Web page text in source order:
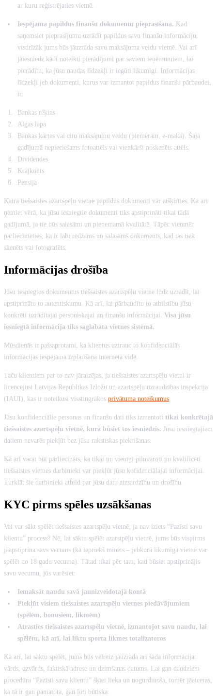
ar kuru reģistrējaties vietnē.
Iespējama papildus finanšu dokumentu pieprasīšana. Kad
saņemsiet pieprasījumu uzrādīt papildus savu finanšu informāciju,
visdrīzāk jums būs jāuzrāda savu maksājuma veidu vietnē. Vai arī
jāiesniedz kādi noteikti pierādījumi par saviem ieņēmumiem, lai
pierādītu, ka jūsu naudas līdzekļi ir iegūti likumīgi. Informācijas
līdzekļi jeb dokumenti, kurus var izmantot papildus finanšu pārbaudei,
ir:
Bankas rēķins
Algas lapa
Bankas kartes vai citu maksājumu veidu (piemēram, e-maka). Šajā
gadījumā nepieciešams fotoattēls vai vienkārši noskenēts attēls.
Dividendes
Krājkonts
Pensija
Katrā tiešsaistes azartspēļu vietnē papildus dokumenti var atšķirties. Kā arī
ņemiet vērā, ka jūsu iesniegtie dokumenti tiks apstiprināti tikai tādā
gadījumā, ja tie būs salasāmi un pieņemamā kvalitātē. Tāpēc vienmēr
pārliecinieties, ka ir labi redzams un salasāms dokuments, kad tas tiek
skenēts vai fotografēts.
Informācijas drošība
Jūsu iesniegtos dokumentus tiešsaistes azartspēļu vietne lūdz uzrādīt, lai
apstiprinātu to autentiskumu. Kā arī, lai pārbaudītu to atbilstību jūsu
konkrēti uzrādītajai personiskajai un finanšu informācijai. Visa jūsu
iesniegtā informācija tiks saglabāta vietnes sistēmā.
Mūsdienās ir pašsaprotami, ka klientus uztrauc to konfidenciālās
informācijas iespējamā izplatīšana interneta vidē.
Taču klientiem par to nav jāraizējas, ja tiešsaistes azartspēļu vietni ir
licencējusi Latvijas Republikas Izložu un azartspēļu uzraudzības inspekcija
(IAUI), kas ir noteikusi visstingrākos privātuma noteikumus
Jūsu konfidenciālie personas un finanšu dati tiks izmantoti tikai konkrētajā
tiešsaistes azartspēļu vietnē, kurā būsiet tos iesniedzis. Jūsu iesniegtajiem
datiem nevarēs piekļūt bez jūsu rakstiskas piekrišanas.
Kā arī varat būt pārliecināts, ka tikai un vienīgi pilnvaroti un kvalificēti
tiešsaistes vietnes darbinieki var piekļūt jūsu kofidenciālajai informācijai.
Turklāt šie darbinieki atbild par jūsu datu aizsardzību un drošību.
KYC pirms spēles uzsākšanas
Vai var sākt spēlēt tiešsaistes azartspēļu vietnē, ja nav iziets “Pazīsti savu
klientu” process? Nē, lai sāktu spēlēt azarstpēļu vietnē, jums būs vispirms
jāapstiprina savs vecums (kā iepriekš minēts – jebkurā likumīgā vietnē var
spēlēt no 18 gadu vecuma). Tātad tikai pēc tam, kad būsiet apstiprinājis
savu vecumu, jūs varēsiet:
Iemaksāt naudu savā jaunizveidotajā kontā
Piekļūt visiem tiešsaistes azartspēļu vietnes piedāvājumiem
(spēlēm, bonusiem, likmēm)
Atrasties tiešsaistes azartspēļu vietnē, izmantojot savu naudu, lai
spēlētu, kā arī, lai liktu sporta likmes totalizatoros
Kā arī, lai sāktu spēlēt, jums būs vēlreiz jāuzrāda arī šāda informācija:
vārds, uzvārds, faktiskā adrese un dzimšanas datums. Lai gan daudziem
procedūra “Pazīsti savu klientu” šķiet lieka un nogurdinoša, tomēr jāatceras,
ka tā ir gan pamatota, gan ļoti būtiska.